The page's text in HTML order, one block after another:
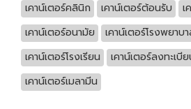
เคาน์เตอร์คลินิก เคาน์เตอร์ต้อนรับ
เ
เคาน์เตอร์อนามัย
เคาน์เตอร์โรงพยาบ
เคาน์เตอร์โรงเรียน
เคาน์เตอร์ลงทะเบี
เคาน์เตอร์เมลามีน